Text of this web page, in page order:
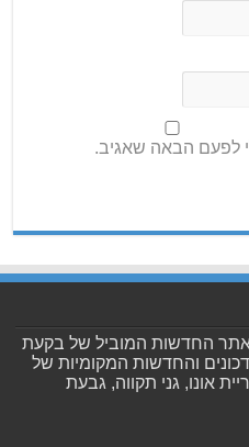
לפעם הבאה שאגיב.
אתר החדשות המוביל של בקעת
והחדשות המקומיות של
אונו, גני תקווה, גבעת